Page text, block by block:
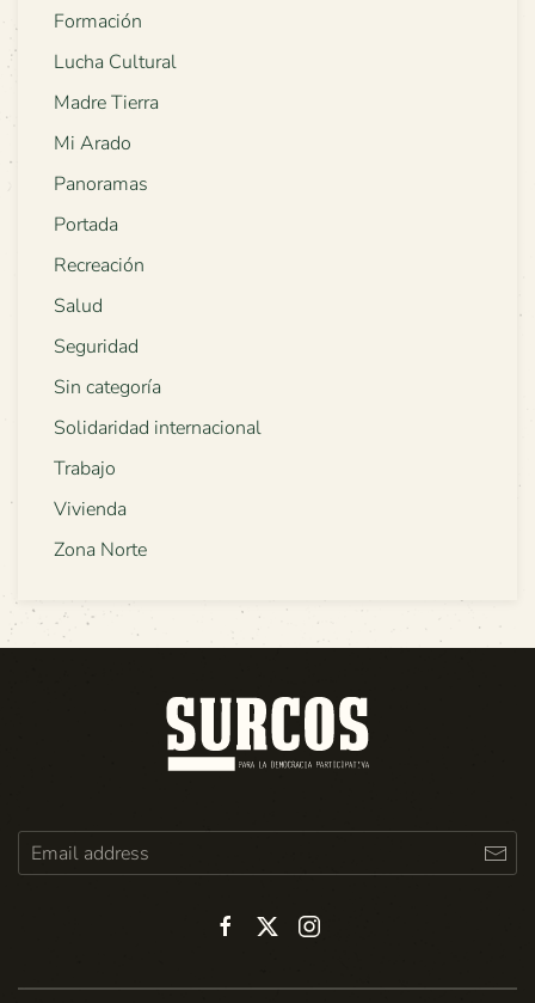
Formación
Lucha Cultural
Madre Tierra
Mi Arado
Panoramas
Portada
Recreación
Salud
Seguridad
Sin categoría
Solidaridad internacional
Trabajo
Vivienda
Zona Norte